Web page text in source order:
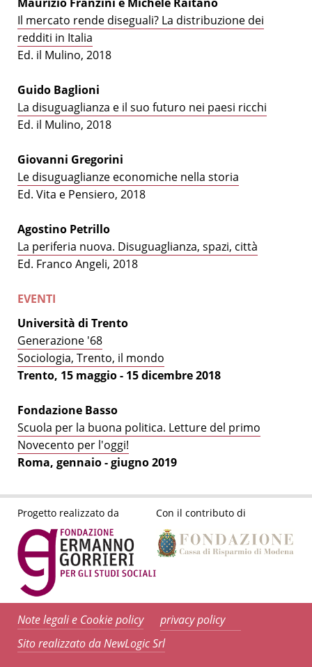
Il mercato rende diseguali? La distribuzione dei
redditi in Italia
Ed. il Mulino, 2018
Guido Baglioni
La disuguaglianza e il suo futuro nei paesi ricchi
Ed. il Mulino, 2018
Giovanni Gregorini
Le disuguaglianze economiche nella storia
Ed. Vita e Pensiero, 2018
Agostino Petrillo
La periferia nuova. Disuguaglianza, spazi, città
Ed. Franco Angeli, 2018
EVENTI
Università di Trento
Generazione '68
Sociologia, Trento, il mondo
Trento, 15 maggio - 15 dicembre 2018
Fondazione Basso
Scuola per la buona politica. Letture del primo
Novecento per l'oggi!
Roma, gennaio - giugno 2019
Progetto realizzato da Con il contributo di
Note legali e Cookie policy
privacy policy
Sito realizzato da NewLogic Srl